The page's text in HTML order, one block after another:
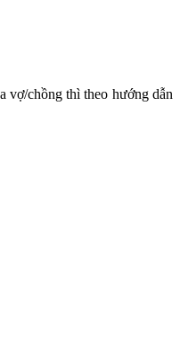
vợ/chồng thì theo hướng dẫn